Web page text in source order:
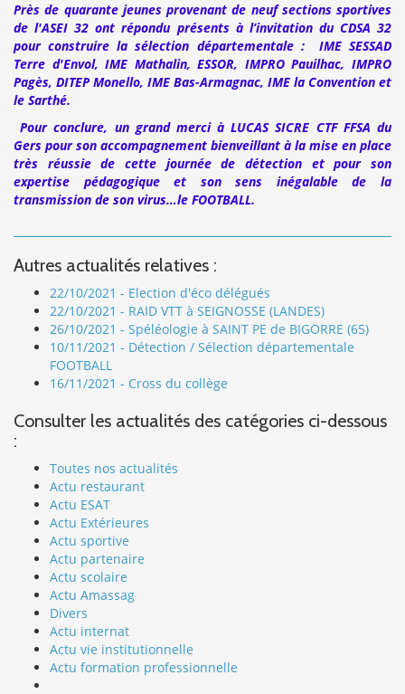
Près de quarante jeunes provenant de neuf sections sportives
de l'ASEI 32 ont répondu présents à l’invitation du CDSA 32
pour construire la sélection départementale : IME SESSAD
Terre d'Envol, IME Mathalin, ESSOR, IMPRO Pauilhac, IMPRO
Pagès, DITEP Monello, IME Bas-Armagnac, IME la Convention et
le Sarthé.
Pour conclure, un grand merci à LUCAS SICRE CTF FFSA du
Gers pour son accompagnement bienveillant à la mise en place
très réussie de cette journée de détection et pour son
expertise pédagogique et son sens inégalable de la
transmission de son virus…le FOOTBALL.
Autres actualités relatives :
22/10/2021 - Election d'éco délégués
22/10/2021 - RAID VTT à SEIGNOSSE (LANDES)
26/10/2021 - Spéléologie à SAINT PE de BIGORRE (65)
10/11/2021 - Détection / Sélection départementale
FOOTBALL
16/11/2021 - Cross du collège
Consulter les actualités des catégories ci-dessous
:
Toutes nos actualités
Actu restaurant
Actu ESAT
Actu Extérieures
Actu sportive
Actu partenaire
Actu scolaire
Actu Amassag
Divers
Actu internat
Actu vie institutionnelle
Actu formation professionnelle